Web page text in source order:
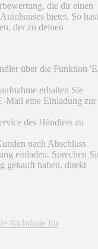
die dir einen
bietet. So hast
der zu deinen
über die Funktion
erhalten Sie
Mail eine Einladung zur
des Händlers zu
nach Abschluss
einladen. Sprechen
gekauft haben, direkt
Richtlinie für